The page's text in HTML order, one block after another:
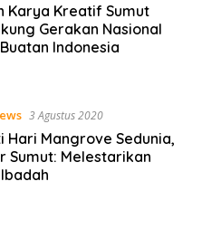
Karya Kreatif Sumut
Gerakan Nasional
Indonesia
3 Agustus 2020
Hari Mangrove Sedunia,
Sumut: Melestarikan